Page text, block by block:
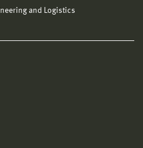
and Logistics